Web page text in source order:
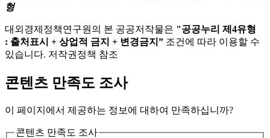
형
대외경제정책연구원의 본 공공저작물은 "공공누리 제4유형
: 출처표시 + 상업적 금지 + 변경금지” 조건에 따라 이용할 수
있습니다. 저작권정책 참조
콘텐츠 만족도 조사
이 페이지에서 제공하는 정보에 대하여 만족하십니까?
콘텐츠 만족도 조사